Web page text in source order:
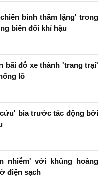
binh thầm lặng' trong
biến đổi khí hậu
bãi đỗ xe thành 'trang trại'
lồ
bia trước tác động bởi
nhiễm' với khủng hoảng
điện sạch